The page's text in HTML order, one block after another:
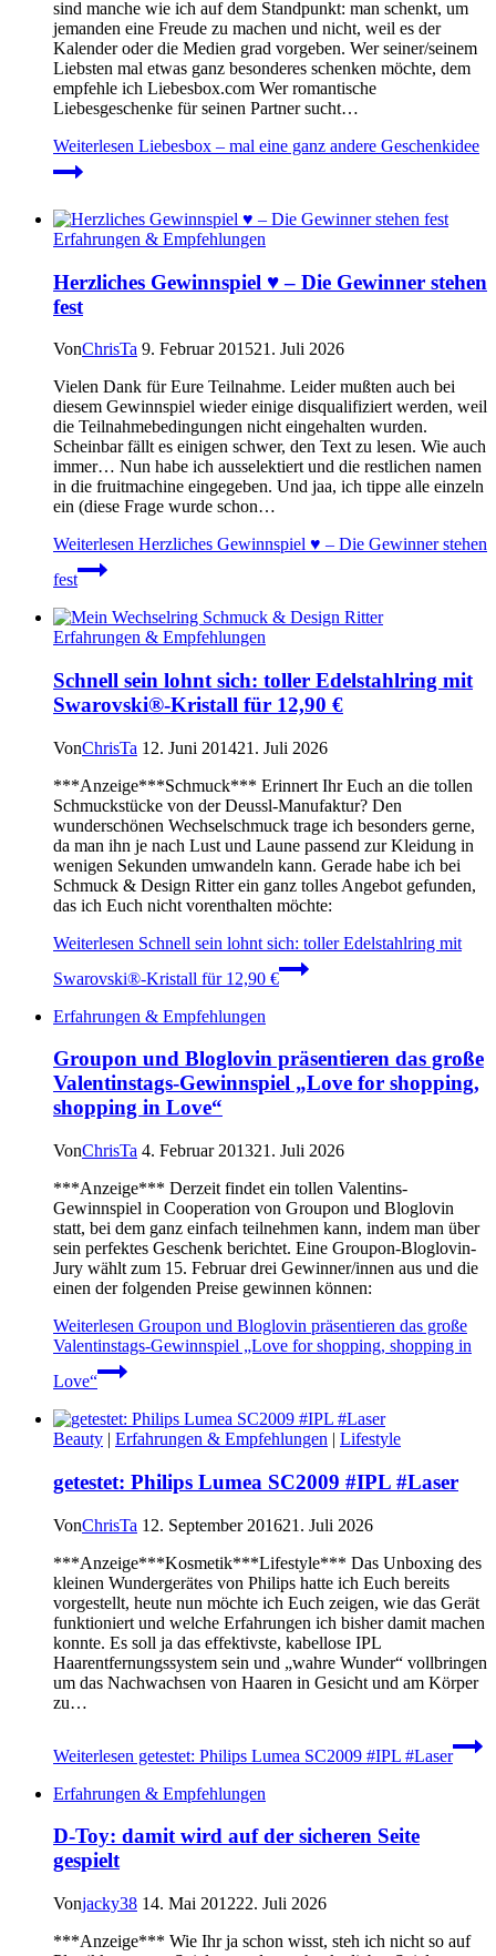
sind manche wie ich auf dem Standpunkt: man schenkt, um
jemanden eine Freude zu machen und nicht, weil es der
Kalender oder die Medien grad vorgeben. Wer seiner/seinem
Liebsten mal etwas ganz besonderes schenken möchte, dem
empfehle ich Liebesbox.com Wer romantische
Liebesgeschenke für seinen Partner sucht…
Weiterlesen Liebesbox – mal eine ganz andere Geschenkidee
Erfahrungen & Empfehlungen
Herzliches Gewinnspiel ♥ – Die Gewinner stehen
fest
VonChrisTa 9. Februar 201521. Juli 2026
Vielen Dank für Eure Teilnahme. Leider mußten auch bei
diesem Gewinnspiel wieder einige disqualifiziert werden, weil
die Teilnahmebedingungen nicht eingehalten wurden.
Scheinbar fällt es einigen schwer, den Text zu lesen. Wie auch
immer… Nun habe ich ausselektiert und die restlichen namen
in die fruitmachine eingegeben. Und jaa, ich tippe alle einzeln
ein (diese Frage wurde schon…
Weiterlesen Herzliches Gewinnspiel ♥ – Die Gewinner stehen
fest
Erfahrungen & Empfehlungen
Schnell sein lohnt sich: toller Edelstahlring mit
Swarovski®-Kristall für 12,90 €
VonChrisTa 12. Juni 201421. Juli 2026
***Anzeige***Schmuck*** Erinnert Ihr Euch an die tollen
Schmuckstücke von der Deussl-Manufaktur? Den
wunderschönen Wechselschmuck trage ich besonders gerne,
da man ihn je nach Lust und Laune passend zur Kleidung in
wenigen Sekunden umwandeln kann. Gerade habe ich bei
Schmuck & Design Ritter ein ganz tolles Angebot gefunden,
das ich Euch nicht vorenthalten möchte:
Weiterlesen Schnell sein lohnt sich: toller Edelstahlring mit
Swarovski®-Kristall für 12,90 €
Erfahrungen & Empfehlungen
Groupon und Bloglovin präsentieren das große
Valentinstags-Gewinnspiel „Love for shopping,
shopping in Love“
VonChrisTa 4. Februar 201321. Juli 2026
***Anzeige*** Derzeit findet ein tollen Valentins-
Gewinnspiel in Cooperation von Groupon und Bloglovin
statt, bei dem ganz einfach teilnehmen kann, indem man über
sein perfektes Geschenk berichtet. Eine Groupon-Bloglovin-
Jury wählt zum 15. Februar drei Gewinner/innen aus und die
einen der folgenden Preise gewinnen können:
Weiterlesen Groupon und Bloglovin präsentieren das große
Valentinstags-Gewinnspiel „Love for shopping, shopping in
Love“
Beauty | Erfahrungen & Empfehlungen | Lifestyle
getestet: Philips Lumea SC2009 #IPL #Laser
VonChrisTa 12. September 201621. Juli 2026
***Anzeige***Kosmetik***Lifestyle*** Das Unboxing des
kleinen Wundergerätes von Philips hatte ich Euch bereits
vorgestellt, heute nun möchte ich Euch zeigen, wie das Gerät
funktioniert und welche Erfahrungen ich bisher damit machen
konnte. Es soll ja das effektivste, kabellose IPL
Haarentfernungssystem sein und „wahre Wunder“ vollbringen
um das Nachwachsen von Haaren in Gesicht und am Körper
zu…
Weiterlesen getestet: Philips Lumea SC2009 #IPL #Laser
Erfahrungen & Empfehlungen
D-Toy: damit wird auf der sicheren Seite
gespielt
Vonjacky38 14. Mai 201222. Juli 2026
***Anzeige*** Wie Ihr ja schon wisst, steh ich nicht so auf